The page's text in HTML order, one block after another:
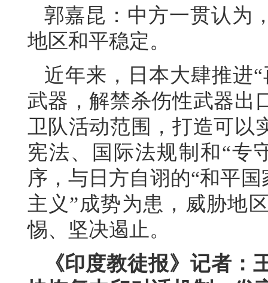
郭嘉昆：中方一贯认为
地区和平稳定。
近年来，日本大肆推进
武器，解禁杀伤性武器出
卫队活动范围，打造可以
宪法、国际法规制和“专
序，与日方自诩的“和平
主义”成势为患，威胁地
惕、坚决遏止。
《印度教徒报》 记者：